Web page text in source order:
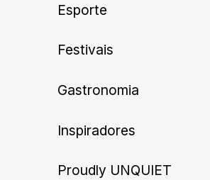
nossas novidades.
Esporte
Festivais
Gastronomia
Inspiradores
Proudly UNQUIET